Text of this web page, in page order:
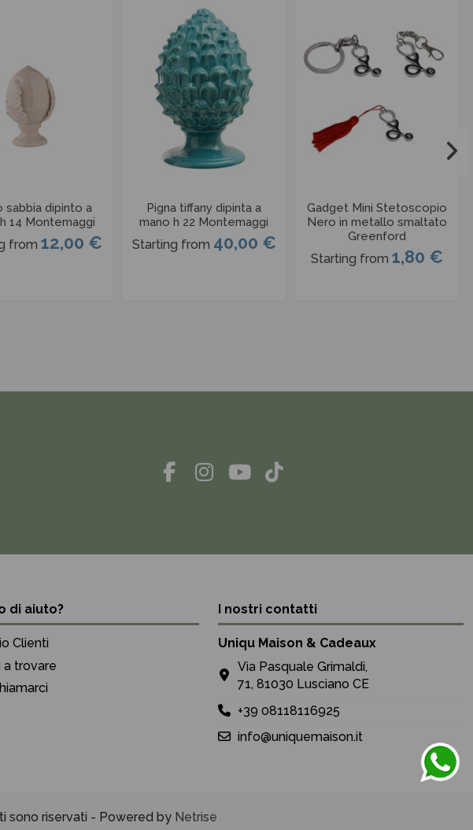
sabbia dipinto a
14 Montemaggi
from 12,00 €
Pigna tiffany dipinta a
mano h 22 Montemaggi
Starting from 40,00 €
Gadget Mini Stetoscopio
Nero in metallo smaltato
Greenford
Starting from 1,80 €
di aiuto?
Clienti
a trovare
I nostri contatti
Uniqu Maison & Cadeaux
Via Pasquale Grimaldi,
71, 81030 Lusciano CE
+39 08118116925
info@uniquemaison.it
sono riservati - Powered by Netrise